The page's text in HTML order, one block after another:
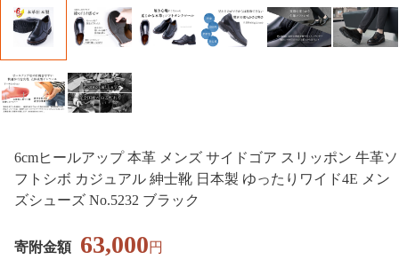
6cmヒールアップ 本革 メンズ サイドゴア スリッポン 牛革ソ
フトシボ カジュアル 紳士靴 日本製 ゆったりワイド4E メン
ズシューズ No.5232 ブラック
寄附金額 63,000円